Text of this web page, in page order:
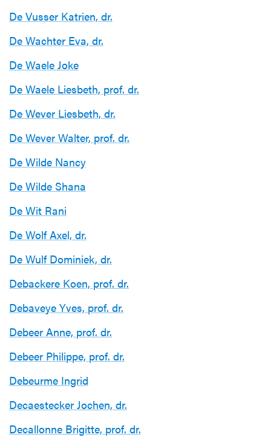
De Vusser Katrien, dr.
De Wachter Eva, dr.
De Waele Joke
De Waele Liesbeth, prof. dr.
De Wever Liesbeth, dr.
De Wever Walter, prof. dr.
De Wilde Nancy
De Wilde Shana
De Wit Rani
De Wolf Axel, dr.
De Wulf Dominiek, dr.
Debackere Koen, prof. dr.
Debaveye Yves, prof. dr.
Debeer Anne, prof. dr.
Debeer Philippe, prof. dr.
Debeurme Ingrid
Decaestecker Jochen, dr.
Decallonne Brigitte, prof. dr.